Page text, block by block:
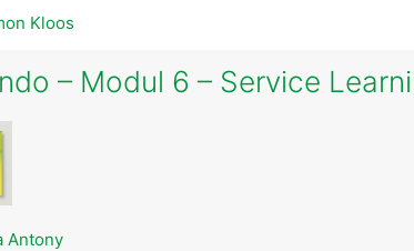
Kloos
– Modul 6 – Service
Antony